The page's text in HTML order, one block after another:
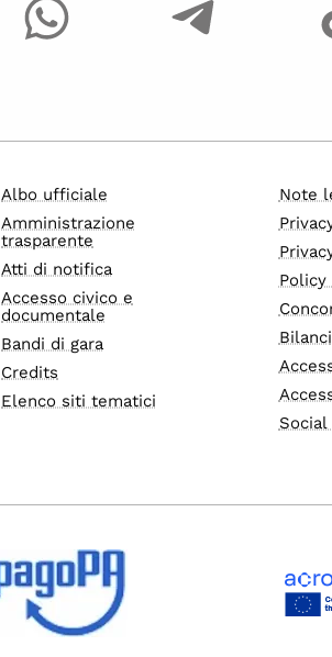
Albo ufficiale
Amministrazione
trasparente
Atti di notifica
Accesso civico e
documentale
Bandi di gara
Credits
Elenco siti tematici
Note
Policy
Bilanci